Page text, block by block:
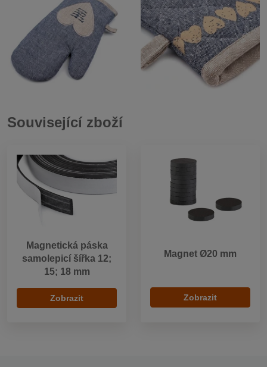
Související zboží
Magnetická páska
samolepicí šířka 12;
15; 18 mm
Zobrazit
Magnet Ø20 mm
Zobrazit